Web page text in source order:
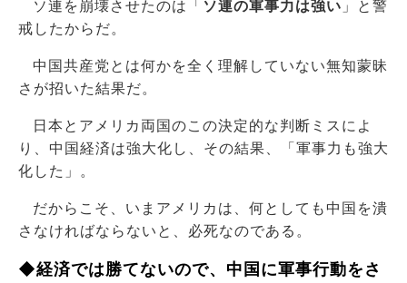
ソ連を崩壊させたのは「 ソ連の軍事力は強い 」と警
戒したからだ。
中国共産党とは何かを全く理解していない無知蒙昧
さが招いた結果だ。
日本とアメリカ両国のこの決定的な判断ミスによ
り、中国経済は強大化し、その結果、「軍事力も強大
化した」。
だからこそ、いまアメリカは、何としても中国を潰
さなければならないと、必死なのである。
◆経済では勝てないので、中国に軍事行動をさ